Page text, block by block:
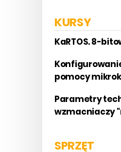
KURSY
KaRTOS. 8-
pomocy
Parametry
wzmacniaczy
SPRZĘT